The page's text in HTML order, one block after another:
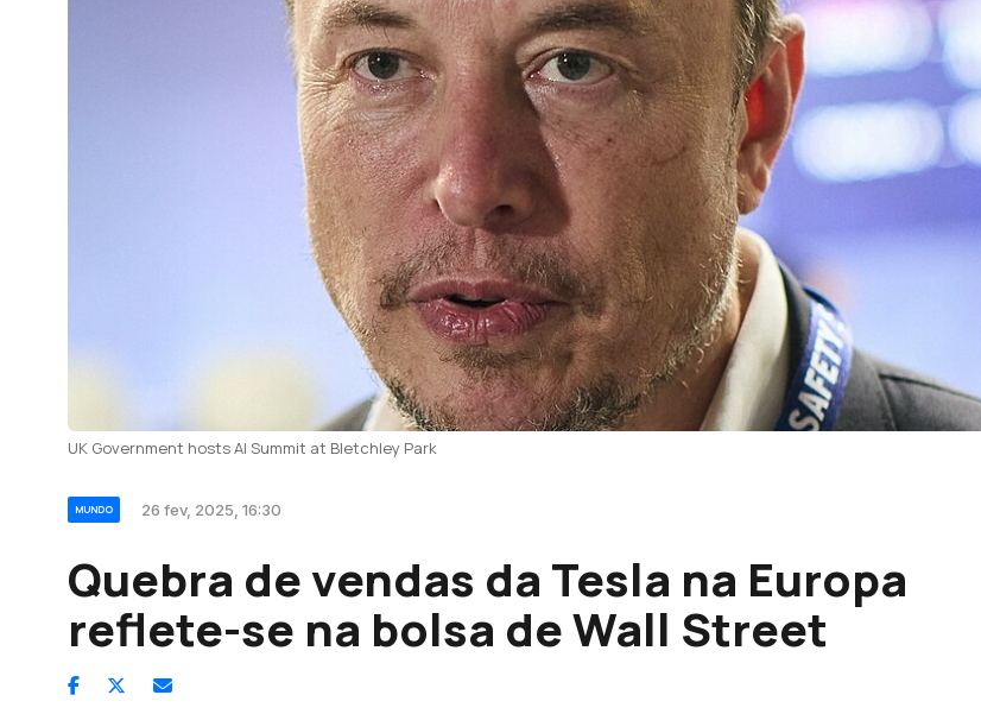
UK Government hosts AI Summit at Bletchley Park
MUNDO 26 fev, 2025, 16:30
Quebra de vendas da Tesla na Europa
reflete-se na bolsa de Wall Street